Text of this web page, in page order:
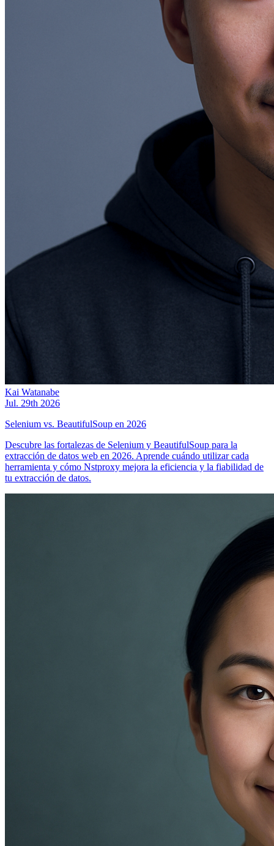
Kai Watanabe
Jul. 29th 2026
Selenium vs. BeautifulSoup en 2026
Descubre las fortalezas de Selenium y BeautifulSoup para la
extracción de datos web en 2026. Aprende cuándo utilizar cada
herramienta y cómo Nstproxy mejora la eficiencia y la fiabilidad de
tu extracción de datos.